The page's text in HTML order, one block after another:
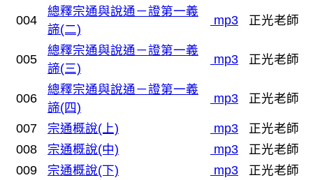
004
總釋宗通與說通－證第一義
諦(二)
mp3 正光老師
005
總釋宗通與說通－證第一義
諦(三)
mp3 正光老師
006
總釋宗通與說通－證第一義
諦(四)
mp3 正光老師
007 宗通概說(上) mp3
正光老師
008
宗通概說(中) mp3
正光老師
009
宗通概說(下) mp3
正光老師